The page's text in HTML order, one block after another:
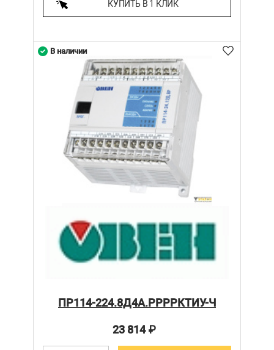
КУПИТЬ В 1 КЛИК
ПР114-224.8Д4А.РРРРКТИУ-Ч
23 814₽
В наличии